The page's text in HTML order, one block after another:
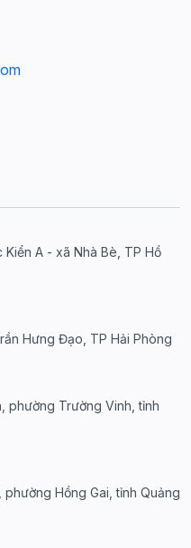
Kiển A - xã Nhà Bè, TP Hồ
Hưng Đạo, TP Hải Phòng
phường Trường Vinh, tỉnh
Hồng Gai, tỉnh Quảng